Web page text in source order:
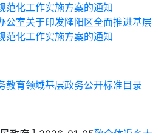
范化工作实施方案的通知
公室关于印发隆阳区全面推进基层
范化工作实施方案的通知
教育领域基层政务公开标准目录